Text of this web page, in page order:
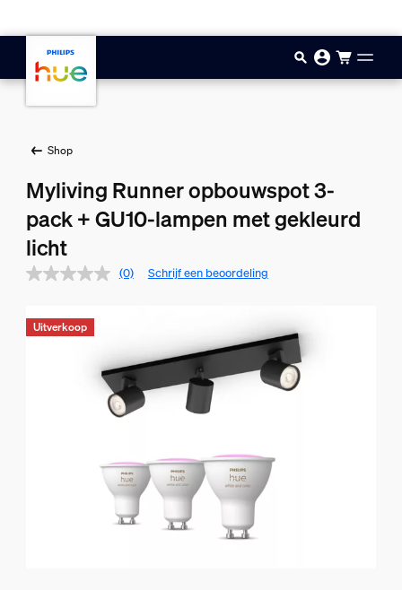
Shop
Myliving Runner opbouwspot 3-
pack + GU10-lampen met gekleurd
licht
(0) Schrijf een beoordeling
Uitverkoop